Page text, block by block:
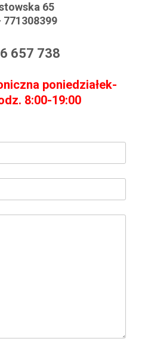
65
771308399
657 738
poniedziałek-
8:00-19:00